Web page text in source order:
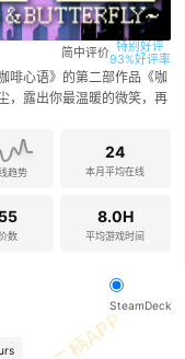
简中评价 特别好评
93%好评率
啡心语》的第二部作品《咖
，露出你最温暖的微笑，再
趋势
24
本月平均在线
数
8.0H
平均游戏时间
SteamDeck